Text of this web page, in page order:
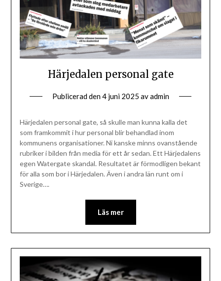
Härjedalen personal gate
Publicerad den4 juni 2025 avadmin
Härjedalen personal gate, så skulle man kunna kalla det
som framkommit i hur personal blir behandlad inom
kommunens organisationer. Ni kanske minns ovanstående
rubriker i bilden från media för ett år sedan. Ett Härjedalens
egen Watergate skandal. Resultatet är förmodligen bekant
för alla som bor i Härjedalen. Även i andra län runt om i
Sverige….
Läs mer